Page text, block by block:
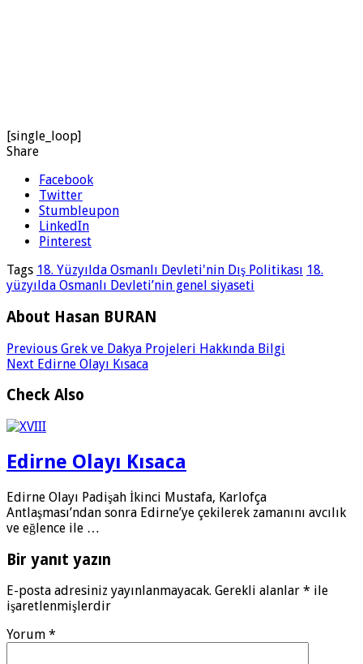
[single_loop]
Share
Facebook
Twitter
Stumbleupon
LinkedIn
Pinterest
Tags 18. Yüzyılda Osmanlı Devleti'nin Dış Politikası 18.
yüzyılda Osmanlı Devleti’nin genel siyaseti
About Hasan BURAN
Previous Grek ve Dakya Projeleri Hakkında Bilgi
Next Edirne Olayı Kısaca
Check Also
Edirne Olayı Kısaca
Edirne Olayı Padişah İkinci Mustafa, Karlofça
Antlaşması’ndan sonra Edirne’ye çekilerek zamanını avcılık
ve eğlenc­e ile …
Bir yanıt yazın
E-posta adresiniz yayınlanmayacak. Gerekli alanlar * ile
işaretlenmişlerdir
Yorum *